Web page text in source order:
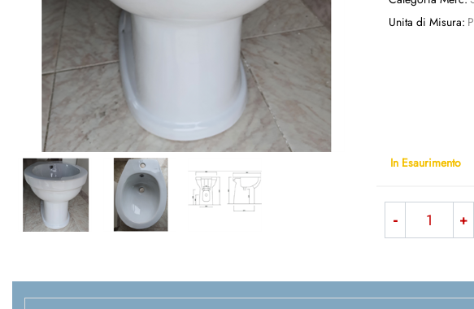
Unita di Misura:
In Esaurimento